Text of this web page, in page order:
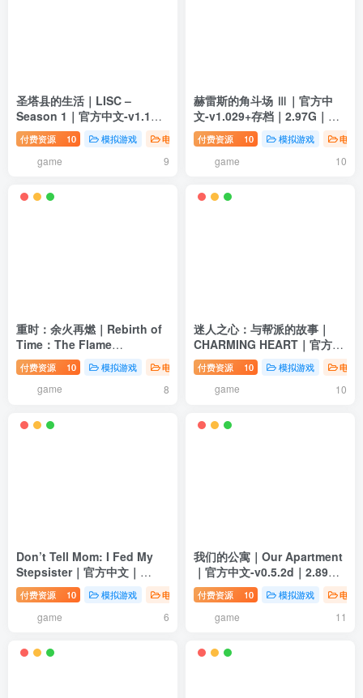
圣塔县的生活｜LISC –
Season 1｜官方中文-v1.1｜
13.2G｜免安装
付费资源 10 模拟游戏 电脑游戏
game 9
赫雷斯的角斗场 Ⅲ｜官方中
文-v1.029+存档｜2.97G｜免
安装
付费资源 10 模拟游戏 电脑
game 10
重时：余火再燃｜Rebirth of
Time：The Flame
Rekindled｜官方中文-
v20250716｜9.13G｜免安装
付费资源 10 模拟游戏 电脑游戏
game 8
迷人之心：与帮派的故事｜
CHARMING HEART｜官方中
文-Build.12494963｜1.58G
｜免安装
付费资源 10 模拟游戏 电脑
game 10
Don’t Tell Mom: I Fed My
Stepsister｜官方中文｜
3.64G｜免安装
付费资源 10 模拟游戏 电脑游戏
game 6
我们的公寓｜Our Apartment
｜官方中文-v0.5.2d｜2.89G
｜免安装
付费资源 10 模拟游戏 电脑
game 11